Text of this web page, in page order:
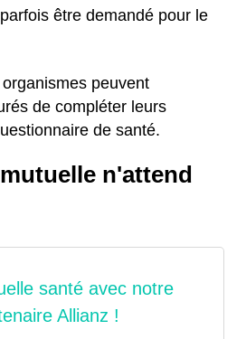
être demandé pour le
peuvent
de compléter leurs
de santé.
n'attend